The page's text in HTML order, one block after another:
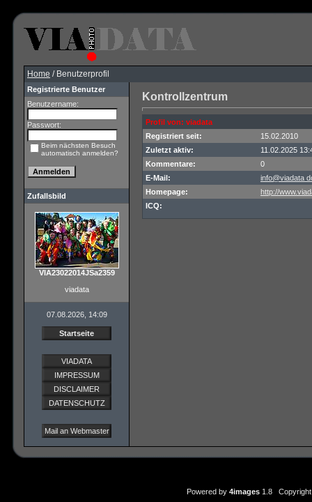
Home / Benutzerprofil
Registrierte Benutzer
Benutzername:
Passwort:
Beim nächsten Besuch
automatisch anmelden?
Zufallsbild
VIA23022014JSa2359
viadata
07.08.2026, 14:09
Startseite
VIADATA
IMPRESSUM
DISCLAIMER
DATENSCHUTZ
Mail an Webmaster
Kontrollzentrum
Profil von: viadata
Registriert seit:
15.02.2010
Zuletzt aktiv:
11.02.2025
Kommentare:
0
E-Mail:
info@viadata
Homepage:
http://
ICQ:
Powered by 4images1.8 Copyright